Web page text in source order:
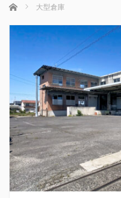
ホーム 大型倉庫